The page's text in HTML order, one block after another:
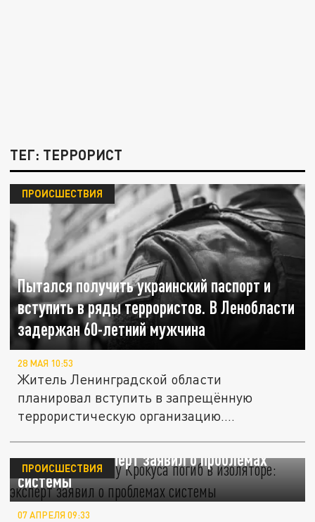
ТЕГ: ТЕРРОРИСТ
Пытался получить украинский паспорт и
вступить в ряды террористов. В Ленобласти
задержан 60-летний мужчина
ПРОИСШЕСТВИЯ
28 МАЯ 10:53
Житель Ленинградской области
планировал вступить в запрещённую
террористическую организацию.
Террорист по делу "Крокуса" погиб в
изоляторе: эксперт заявил о проблемах
системы
ПРОИСШЕСТВИЯ
07 АПРЕЛЯ 09:33